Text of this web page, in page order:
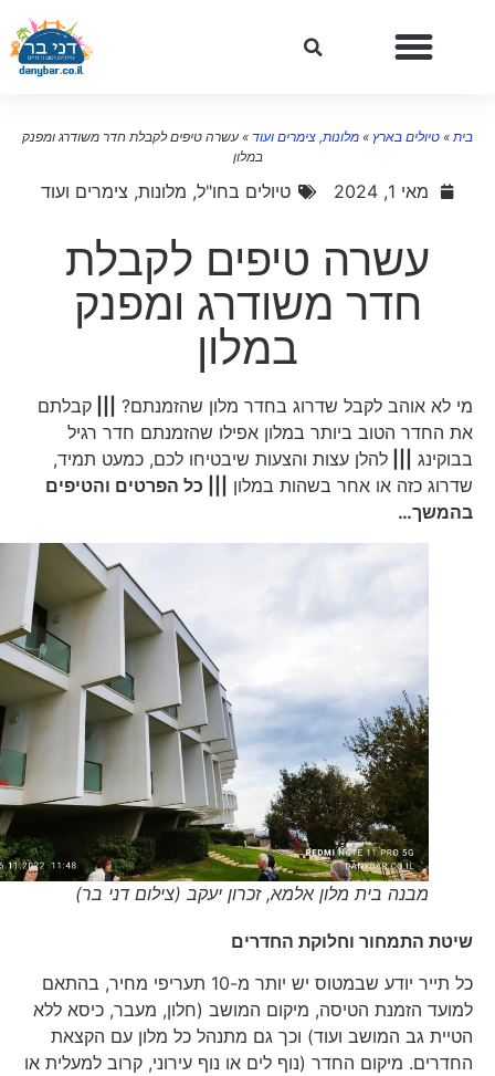
»טיולים בארץ»מלונות, צימרים ועוד »עשרה טיפים לקבלת חדר משודרג ומפנק
במלון
מאי 1, 2024 טיולים בחו"ל,מלונות, צימרים ועוד
עשרה טיפים לקבלת
חדר משודרג ומפנק
במלון
מי לא אוהב לקבל שדרוג בחדר מלון שהזמנתם?|||
קבלתם
את החדר הטוב ביותר במלון אפילו שהזמנתם חדר רגיל
בבוקינג|||
להלן עצות והצעות שיבטיחו לכם, כמעט תמיד,
שדרוג כזה או אחר בשהות במלון||| כל הפרטים והטיפים
בהמשך…
מבנה בית מלון אלמא, זכרון יעקב (צילום דני בר)
שיטת התמחור וחלוקת החדרים
כל תייר יודע שבמטוס יש יותר מ-10 תעריפי מחיר, בהתאם
למועד הזמנת הטיסה, מיקום המושב (חלון, מעבר, כיסא ללא
הטיית גב המושב ועוד) וכך גם מתנהל כל מלון עם הקצאת
החדרים. מיקום החדר (נוף לים או נוף עירוני, קרוב למעלית או